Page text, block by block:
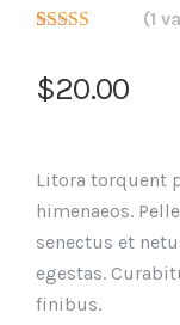
base a
valoración de
(1
$20.00
Litora torquent
himenaeos.
senectus et
egestas.
finibus.